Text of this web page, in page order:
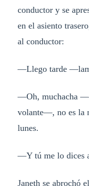
conductor y se
en el asiento
al conductor:
—Llego tarde
—Oh, muchacha
volante—, no es la
lunes.
—Y tú me lo dices
Janeth se abrochó